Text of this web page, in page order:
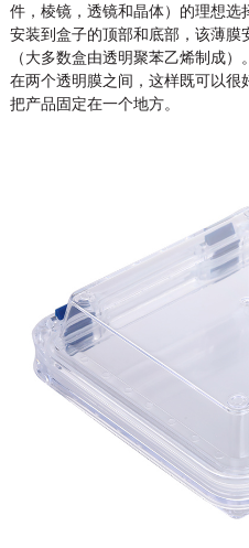
件，棱镜，透镜和晶体）的理想
安装到盒子的顶部和底部，该薄
（大多数盒由透明聚苯乙烯制成
在两个透明膜之间，这样既可以很
把产品固定在一个地方。